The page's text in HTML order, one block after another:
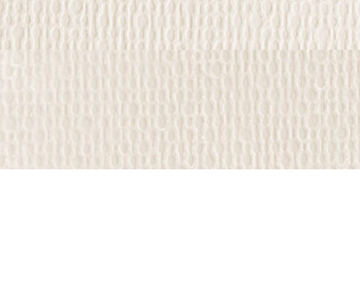
Tam Yağlı Sepet Peyniri 400 gr / 1
Adet
Tatlardan Oluşan Gediz Mevsim
Lezzetleri Paketimizin İçeriği: -
Gediz Tam Yağlı Olgunlaştırılmış
Tulum Peyniri (Koyun, Keçi Ve İnek
Sütlerinden) 500 gr / 1 Adet - Gediz
Tam Yağlı Olgunlaştırılmış Beyaz
Peynir (Koyun, Keçi Ve İnek
Sütlerinden) 700 gr / 1 Adet - Gediz
Tam Yağlı Olgunlaştırılmış Keçi